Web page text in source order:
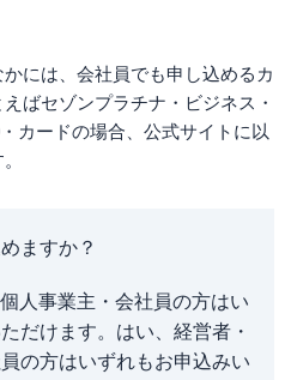
には、会社員でも申し込めるカ
ばセゾンプラチナ・ビジネス・
カードの場合、公式サイトに以
ますか？
人事業主・会社員の方はい
だけます。はい、経営者・
の方はいずれもお申込みい